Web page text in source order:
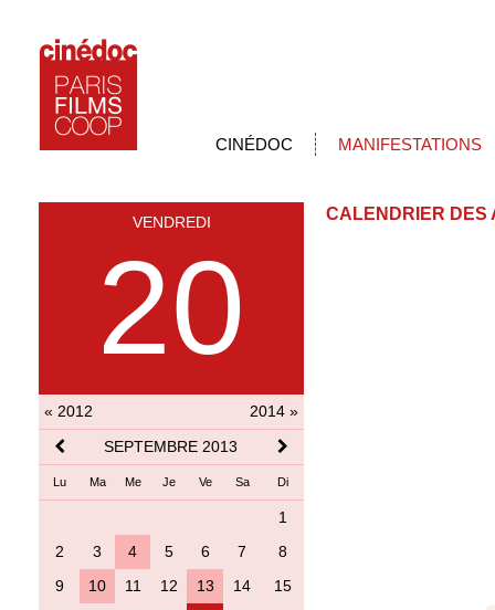
CINÉDOC MANIFESTATIONS
VENDREDI
20
« 2012
2014 »
SEPTEMBRE 2013
Lu Ma Me Je Ve Sa Di
1
2
3 4 5 6 7
8
9
10 11 12 13 14
15
CALENDRIER DES